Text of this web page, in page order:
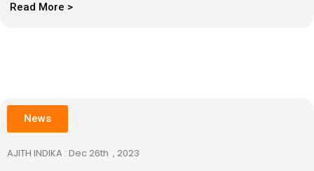
Read More >
News
AJITH INDIKA : Dec 26th , 2023